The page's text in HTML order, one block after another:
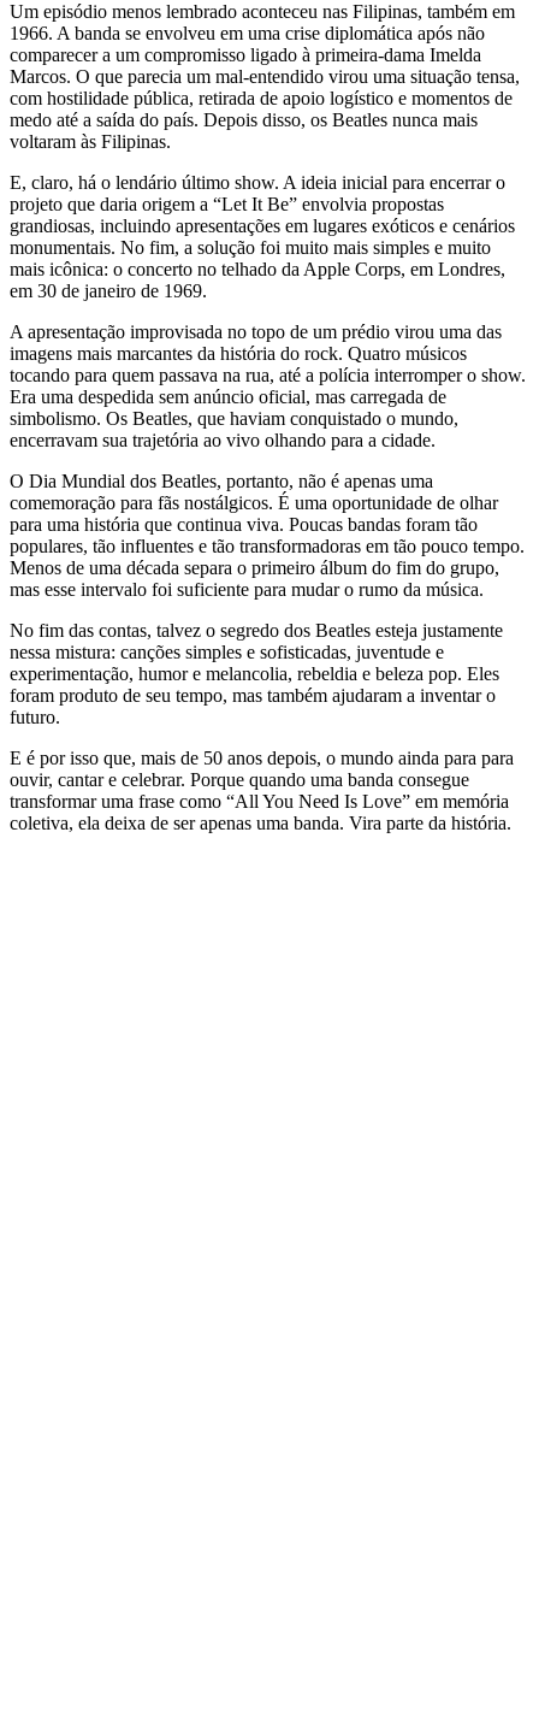
Um episódio menos lembrado aconteceu nas Filipinas, também em
1966. A banda se envolveu em uma crise diplomática após não
comparecer a um compromisso ligado à primeira-dama Imelda
Marcos. O que parecia um mal-entendido virou uma situação tensa,
com hostilidade pública, retirada de apoio logístico e momentos de
medo até a saída do país. Depois disso, os Beatles nunca mais
voltaram às Filipinas.
E, claro, há o lendário último show. A ideia inicial para encerrar o
projeto que daria origem a “Let It Be” envolvia propostas
grandiosas, incluindo apresentações em lugares exóticos e cenários
monumentais. No fim, a solução foi muito mais simples e muito
mais icônica: o concerto no telhado da Apple Corps, em Londres,
em 30 de janeiro de 1969.
A apresentação improvisada no topo de um prédio virou uma das
imagens mais marcantes da história do rock. Quatro músicos
tocando para quem passava na rua, até a polícia interromper o show.
Era uma despedida sem anúncio oficial, mas carregada de
simbolismo. Os Beatles, que haviam conquistado o mundo,
encerravam sua trajetória ao vivo olhando para a cidade.
O Dia Mundial dos Beatles, portanto, não é apenas uma
comemoração para fãs nostálgicos. É uma oportunidade de olhar
para uma história que continua viva. Poucas bandas foram tão
populares, tão influentes e tão transformadoras em tão pouco tempo.
Menos de uma década separa o primeiro álbum do fim do grupo,
mas esse intervalo foi suficiente para mudar o rumo da música.
No fim das contas, talvez o segredo dos Beatles esteja justamente
nessa mistura: canções simples e sofisticadas, juventude e
experimentação, humor e melancolia, rebeldia e beleza pop. Eles
foram produto de seu tempo, mas também ajudaram a inventar o
futuro.
E é por isso que, mais de 50 anos depois, o mundo ainda para para
ouvir, cantar e celebrar. Porque quando uma banda consegue
transformar uma frase como “All You Need Is Love” em memória
coletiva, ela deixa de ser apenas uma banda. Vira parte da história.